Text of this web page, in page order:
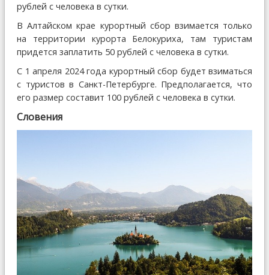
рублей с человека в сутки.
В Алтайском крае курортный сбор взимается только
на территории курорта Белокуриха, там туристам
придется заплатить 50 рублей с человека в сутки.
С 1 апреля 2024 года курортный сбор будет взиматься
с туристов в Санкт-Петербурге. Предполагается, что
его размер составит 100 рублей с человека в сутки.
Словения